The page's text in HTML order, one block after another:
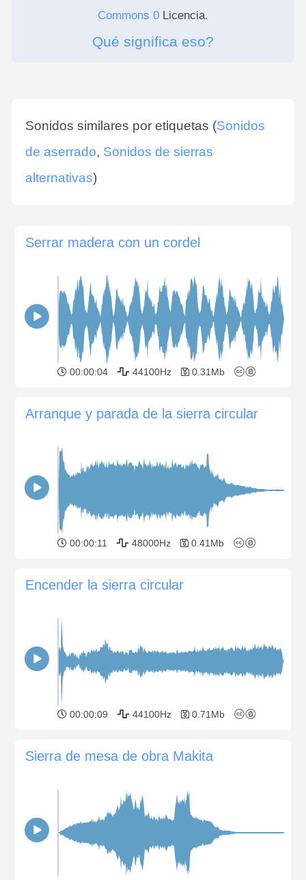
Commons 0 Licencia.
Qué significa eso?
Sonidos similares por etiquetas (Sonidos
de aserrado, Sonidos de sierras
alternativas)
Serrar madera con un cordel
00:00:04 44100Hz 0.31Mb
Arranque y parada de la sierra circular
00:00:11 48000Hz 0.41Mb
Encender la sierra circular
00:00:09 44100Hz 0.71Mb
Sierra de mesa de obra Makita